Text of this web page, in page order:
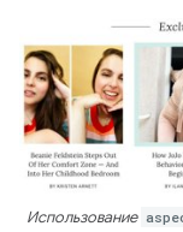
Использование